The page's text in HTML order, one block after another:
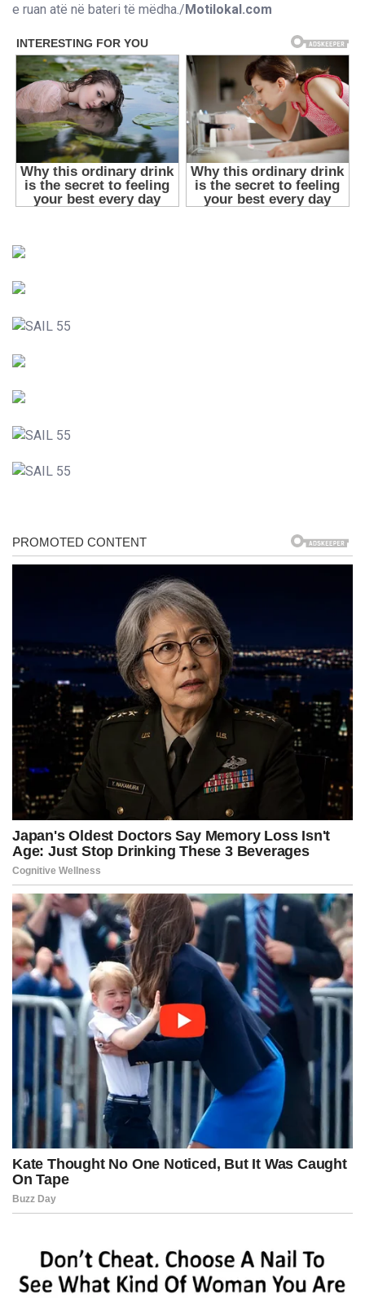
e ruan atë në bateri të mëdha./Motilokal.com